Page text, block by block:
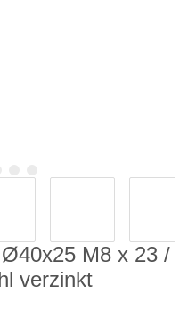
M8 x 23 /
verzinkt